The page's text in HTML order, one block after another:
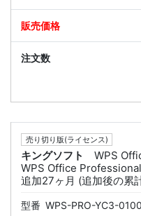
売り切り版(ライセンス)
キングソフト
WPS
WPS Office
追加27ヶ月 (追加後の累
型番 WPS-PRO-YC3-